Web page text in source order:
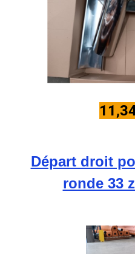
Départ droit
ronde 33